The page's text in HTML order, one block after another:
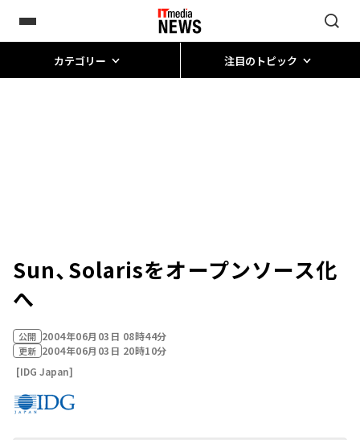
カテゴリー 注目のトピック
Sun、Solarisをオープンソース化
へ
公開 2004年06月03日 08時44分
更新 2004年06月03日 20時10分
[IDG Japan]